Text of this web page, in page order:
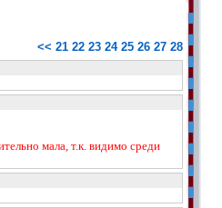
<< 21 22 23 24 25 26 27 28
мала, т.к. видимо среди